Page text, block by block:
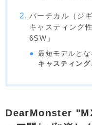
バーチカル（ジ
キャスティング
6SW」
最短モデルとな
キャスティン
DearMonster